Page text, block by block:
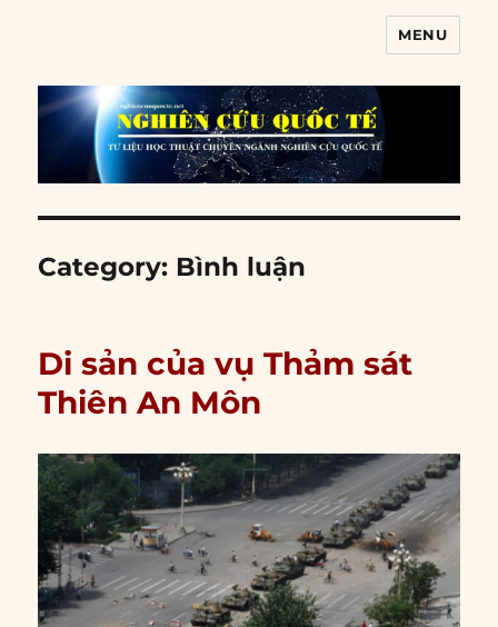
MENU
Category: Bình luận
Di sản của vụ Thảm sát
Thiên An Môn